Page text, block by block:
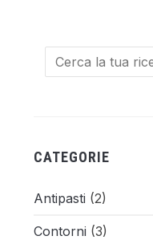
CATEGORIE
Antipasti (2)
Contorni (3)